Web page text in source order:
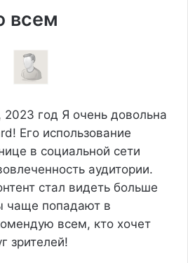
всем
2023 год Я очень довольна
Его использование
в социальной сети
аудитории.
стал видеть больше
чаще попадают в
всем, кто хочет
зрителей!